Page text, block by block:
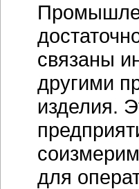
связаны
другими
изделия.
для